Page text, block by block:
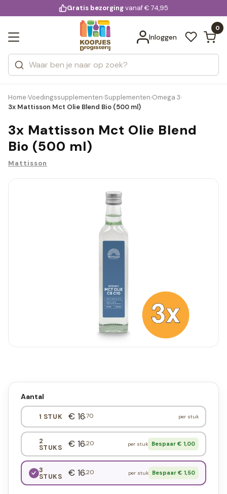
voor 20:00 uur besteld
Gratis bezorgingvanaf € 74,95
Inloggen
0
Zoeken
Categorieën
Merken
Bekijk alle resultaten
Home›Voedingssupplementen›Supplementen›Omega 3›
3x Mattisson Mct Olie Blend Bio (500 ml)
3x Mattisson Mct Olie Blend
Bio (500 ml)
Mattisson
Aantal
1 STUK € 16,70 per stuk
2
STUKS € 16,20 per stuk Bespaar € 1,00
3
STUKS € 16,20 per stuk Bespaar € 1,50